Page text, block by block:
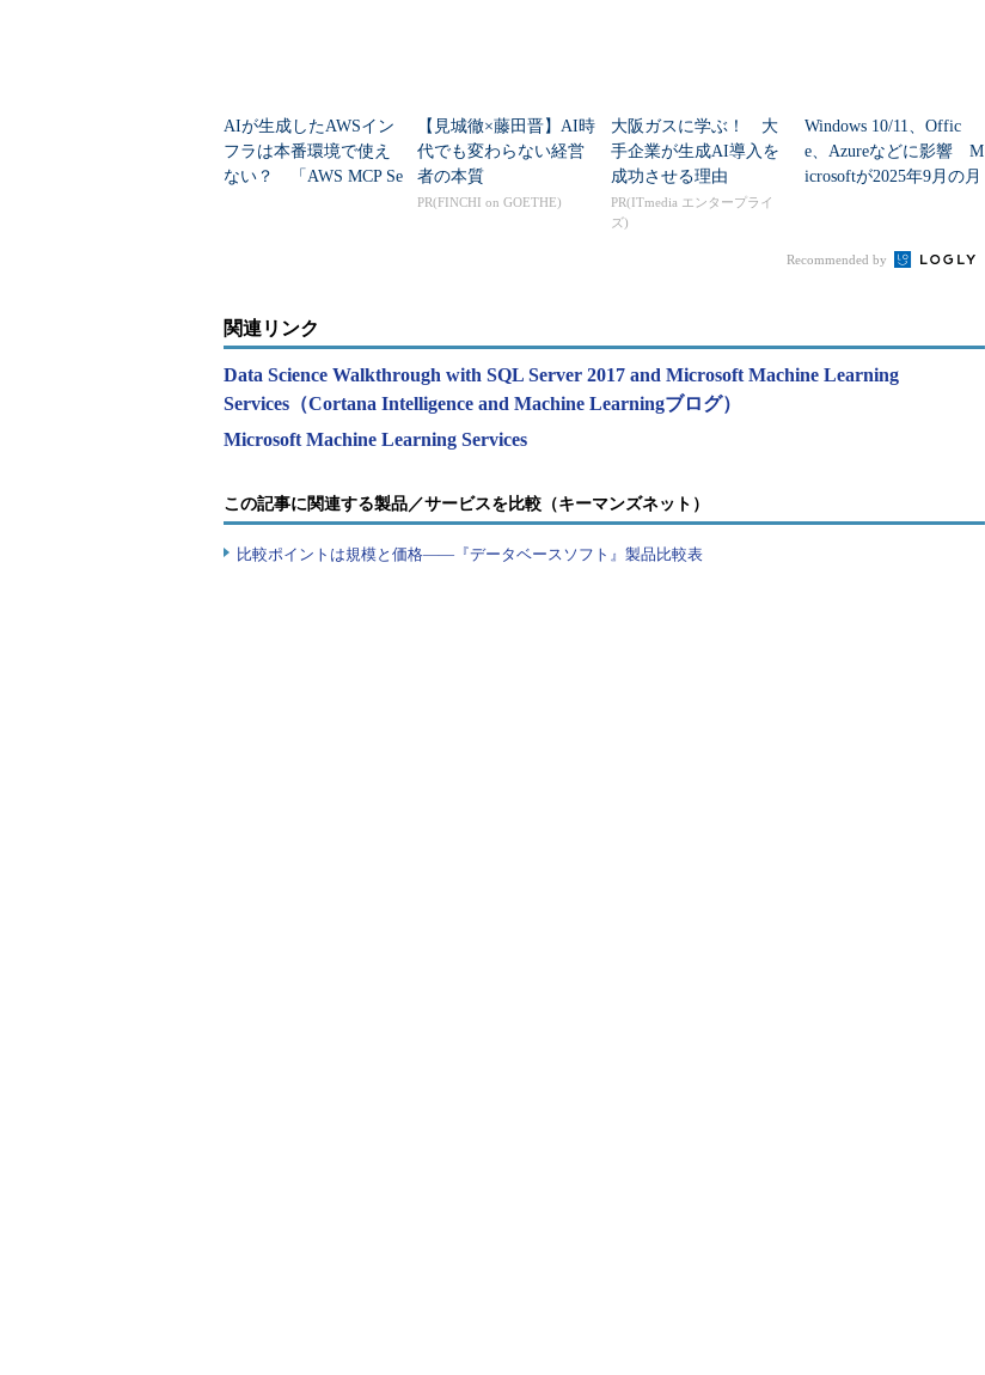
ステップ3：Transact-SQLストアドプロシージャからPython関数を呼び出し、データ
の探索と可視化を行う。プロットオブジェクトをデータベースに蓄積し、クライア
ントPythonコードはこれらのプロットを検索し、保存できる。例えば、タクシー乗
車で支払われるチップの額と料金の関係を表すプロットは、以下のような図にな
AIが生成したAWSイン
フラは本番環境で使え
ない？ 「AWS MCP Se
【見城徹×藤田晋】AI時
代でも変わらない経営
者の本質
PR(FINCHI on GOETHE)
大阪ガスに学ぶ！ 大
手企業が生成AI導入を
成功させる理由
PR(ITmedia エンタープライ
ズ)
Windows 10/11、Offic
e、Azureなどに影響 M
icrosoftが2025年9月の月
Recommended by
関連リンク
Data Science Walkthrough with SQL Server 2017 and Microsoft Machine Learning
Services（Cortana Intelligence and Machine Learningブログ）
Microsoft Machine Learning Services
この記事に関連する製品／サービスを比較（キーマンズネット）
比較ポイントは規模と価格――『データベースソフト』製品比較表